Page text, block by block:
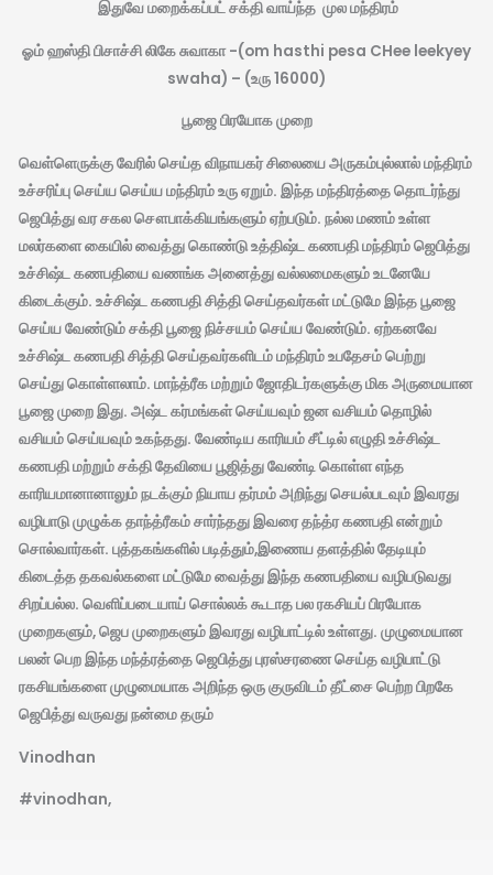
இதுவே மறைக்கப்பட் சக்தி வாய்ந்த முல மந்திரம்
ஓம் ஹஸ்தி பிசாச்சி லிகே சுவாகா -(om hasthi pesa CHee leekyey
swaha) – (உரு 16000)
பூஜை பிரயோக முறை
வெள்ளெருக்கு வேரில் செய்த விநாயகர் சிலையை அருகம்புல்லால் மந்திரம்
உச்சரிப்பு செய்ய செய்ய மந்திரம் உரு ஏறும். இந்த மந்திரத்தை தொடர்ந்து
ஜெபித்து வர சகல சௌபாக்கியங்களும் ஏற்படும். நல்ல மணம் உள்ள
மலர்களை கையில் வைத்து கொண்டு உத்திஷ்ட கணபதி மந்திரம் ஜெபித்து
உச்சிஷ்ட கணபதியை வணங்க அனைத்து வல்லமைகளும் உடனேயே
கிடைக்கும். உச்சிஷ்ட கணபதி சித்தி செய்தவர்கள் மட்டுமே இந்த பூஜை
செய்ய வேண்டும் சக்தி பூஜை நிச்சயம் செய்ய வேண்டும். ஏற்கனவே
உச்சிஷ்ட கணபதி சித்தி செய்தவர்களிடம் மந்திரம் உபதேசம் பெற்று
செய்து கொள்ளலாம். மாந்த்ரீக மற்றும் ஜோதிடர்களுக்கு மிக அருமையான
பூஜை முறை இது. அஷ்ட கர்மங்கள் செய்யவும் ஜன வசியம் தொழில்
வசியம் செய்யவும் உகந்தது. வேண்டிய காரியம் சீட்டில் எழுதி உச்சிஷ்ட
கணபதி மற்றும் சக்தி தேவியை பூஜித்து வேண்டி கொள்ள எந்த
காரியமானானாலும் நடக்கும் நியாய தர்மம் அறிந்து செயல்படவும் இவரது
வழிபாடு முழுக்க தாந்த்ரீகம் சார்ந்தது இவரை தந்த்ர கணபதி என்றும்
சொல்வார்கள். புத்தகங்களில் படித்தும்,இணைய தளத்தில் தேடியும்
கிடைத்த தகவல்களை மட்டுமே வைத்து இந்த கணபதியை வழிபடுவது
சிறப்பல்ல. வெளிப்படையாய் சொல்லக் கூடாத பல ரகசியப் பிரயோக
முறைகளும், ஜெப முறைகளும் இவரது வழிபாட்டில் உள்ளது. முழுமையான
பலன் பெற இந்த மந்த்ரத்தை ஜெபித்து புரஸ்சரணை செய்த வழிபாட்டு
ரகசியங்களை முழுமையாக அறிந்த ஒரு குருவிடம் தீட்சை பெற்ற பிறகே
ஜெபித்து வருவது நன்மை தரும்
Vinodhan
#vinodhan,